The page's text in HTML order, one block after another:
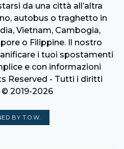
da una città all’altra
autobus o traghetto in
Vietnam, Cambogia,
o Filippine. Il nostro
i tuoi spostamenti
e con informazioni
Reserved - Tutti i diritti
2019-2026
BY T.O.W.